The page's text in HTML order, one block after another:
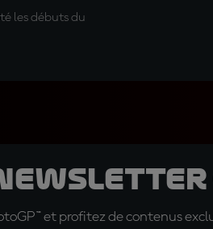
les débuts du
et profitez de contenus